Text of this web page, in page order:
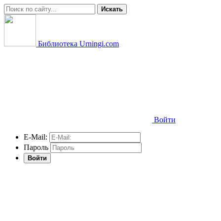
Искать
Библиотека Urningi.com
Войти
E-Mail:
Пароль
Войти